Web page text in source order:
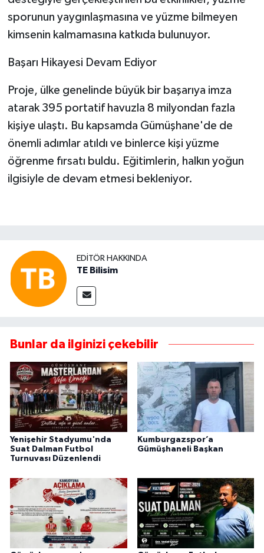
sporunun yaygınlaşmasına ve yüzme bilmeyen
kimsenin kalmamasına katkıda bulunuyor.
Başarı Hikayesi Devam Ediyor
Proje, ülke genelinde büyük bir başarıya imza
atarak 395 portatif havuzla 8 milyondan fazla
kişiye ulaştı. Bu kapsamda Gümüşhane'de de
önemli adımlar atıldı ve binlerce kişi yüzme
öğrenme fırsatı buldu. Eğitimlerin, halkın yoğun
ilgisiyle de devam etmesi bekleniyor.
EDITÖR HAKKINDA
TE Bilisim
Bunlar da ilginizi çekebilir
Yenişehir Stadyumu'nda
Suat Dalman Futbol
Turnuvası Düzenlendi
Kumburgazspor’a
Gümüşhaneli Başkan